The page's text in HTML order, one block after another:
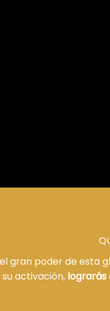
gran poder de esta
su activación, lograrás